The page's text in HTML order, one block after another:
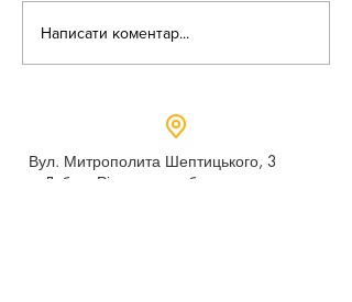
Написати коментар...
Вул. Митрополита Шептицького, 3
м.Дубно, Рівненська область,